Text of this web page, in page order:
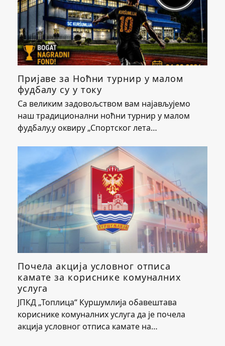
Пријаве за Ноћни турнир у малом
фудбалу су у току
Са великим задовољством вам најављујемо
наш традиционални ноћни турнир у малом
фудбалу,у оквиру „Спортског лета…
Почела акција условног отписа
камате за кориснике комуналних
услуга
ЈПКД „Топлица“ Куршумлија обавештава
кориснике комуналних услуга да је почела
акција условног отписа камате на…